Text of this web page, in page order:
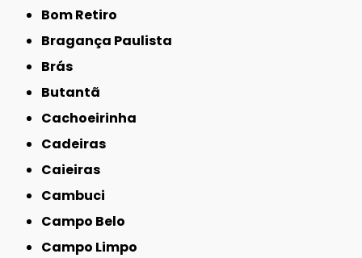
Bom Retiro
Bragança Paulista
Brás
Butantã
Cachoeirinha
Cadeiras
Caieiras
Cambuci
Campo Belo
Campo Limpo